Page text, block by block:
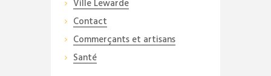
Ville Lewarde
Contact
Commerçants et artisans
Santé